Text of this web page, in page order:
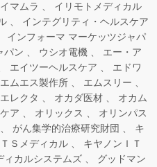
イマムラ
イリモトメディカル
インテグリティ・ヘルスケア
インフォーマ マーケッツジャパ
パン ウシオ電機
エー・ア
エイツーヘルスケア
エドワ
エムエス製作所
エムスリー
エレクタ オカダ医材
オカム
ア オリックス
オリンパス
がん集学的治療研究財団
キ
Ｓメディカル
キヤノンＩＴ
ィカルシステムズ
グッドマン